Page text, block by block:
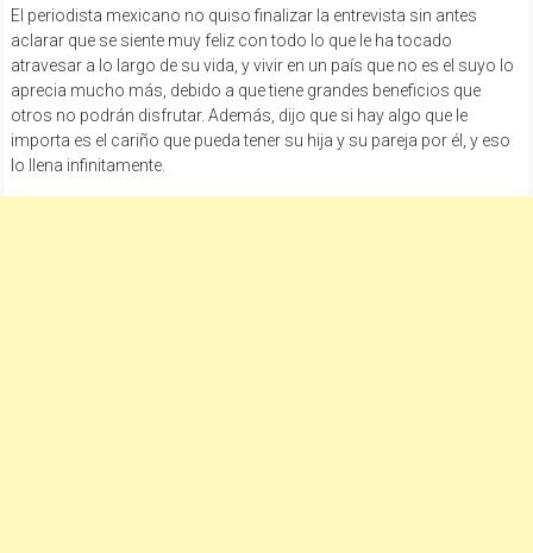
El periodista mexicano no quiso finalizar la entrevista sin antes
aclarar que se siente muy feliz con todo lo que le ha tocado
atravesar a lo largo de su vida, y vivir en un país que no es el suyo lo
aprecia mucho más, debido a que tiene grandes beneficios que
otros no podrán disfrutar. Además, dijo que si hay algo que le
importa es el cariño que pueda tener su hija y su pareja por él, y eso
lo llena infinitamente.